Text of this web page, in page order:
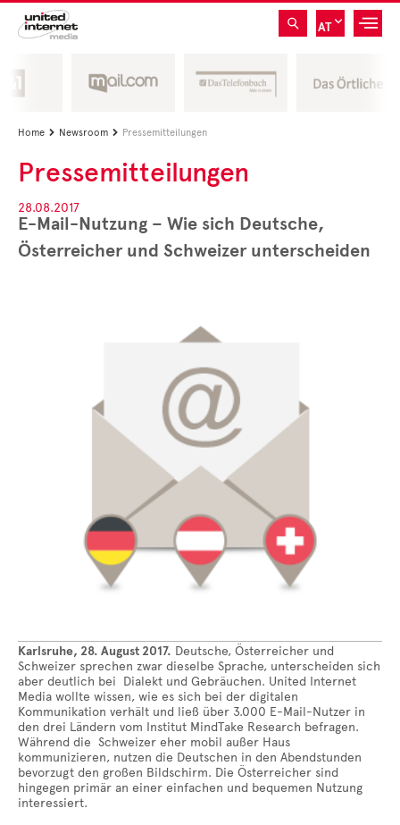
AT
Home  Newsroom  Pressemitteilungen
Pressemitteilungen
28.08.2017
E-Mail-Nutzung – Wie sich Deutsche,
Österreicher und Schweizer unterscheiden
Karlsruhe, 28. August 2017. Deutsche, Österreicher und
Schweizer sprechen zwar dieselbe Sprache, unterscheiden sich
aber deutlich bei Dialekt und Gebräuchen. United Internet
Media wollte wissen, wie es sich bei der digitalen
Kommunikation verhält und ließ über 3.000 E-Mail-Nutzer in
den drei Ländern vom Institut MindTake Research befragen.
Während die Schweizer eher mobil außer Haus
kommunizieren, nutzen die Deutschen in den Abendstunden
bevorzugt den großen Bildschirm. Die Österreicher sind
hingegen primär an einer einfachen und bequemen Nutzung
interessiert.